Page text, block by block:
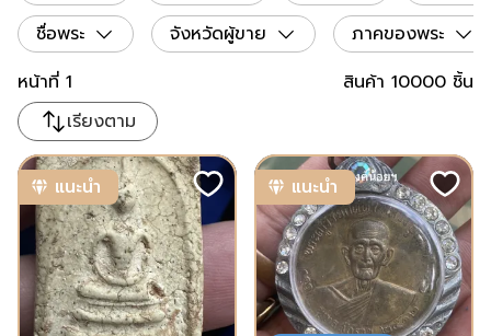
แนะนำ แนะนำ
หน้าที่ 1 สินค้า 10000 ชิ้น
เรียงตาม
ชื่อพระ จังหวัดผู้ขาย ภาคของพระ